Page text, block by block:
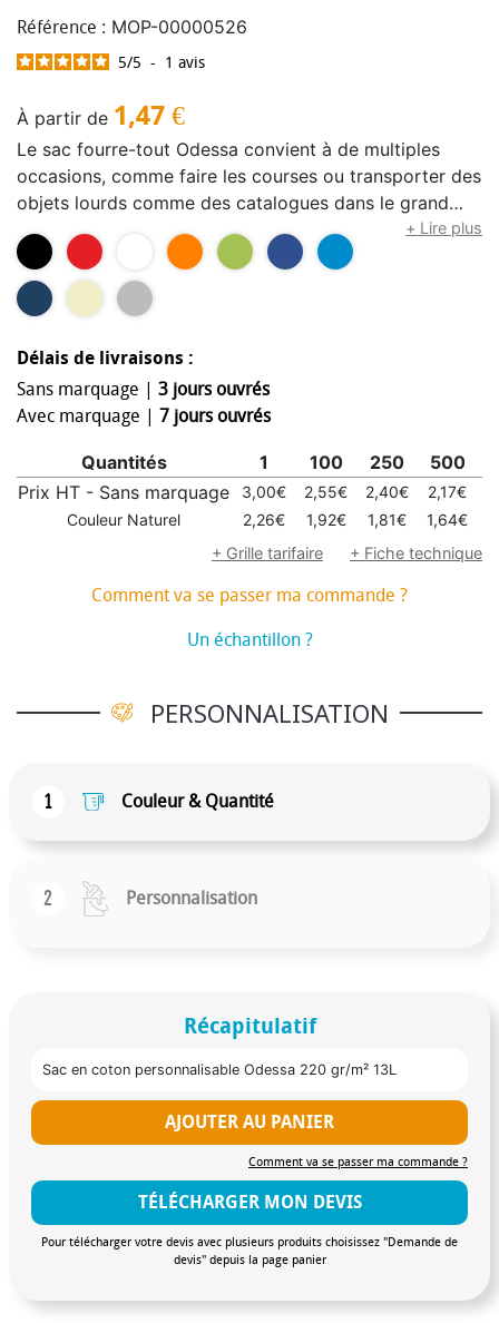
Référence : MOP-00000526
5/5 - 1 avis
À partir de 1,47 €
Le sac fourre-tout Odessa convient à de multiples
occasions, comme faire les courses ou transporter des
objets lourds comme des catalogues dans le grand
compartiment principal. Grâce au coton de 220 g/m²
et au soufflet, ce sac est durable et adapté au
transport de plusieurs kilogrammes. Grâce à ses anses
de 30 cm de long, ce sac fourre-tout est facile à
offrent suffisamment d'espace pour ajouter tout logo
ou autre message. Peut supporter jusqu'à 10 kg.
+ Lire plus
Délais de livraisons :
Sans marquage | 3 jours ouvrés
Avec marquage | 7 jours ouvrés
Quantités 1 100 250 500
Prix HT - Sans marquage
3,00€ 2,55€ 2,40€ 2,17€
Couleur Naturel
2,26€ 1,92€ 1,81€ 1,64€
+ Grille tarifaire
+ Fiche technique
Comment va se passer ma commande ?
Un échantillon ?
PERSONNALISATION
1 Couleur & Quantité
2 Personnalisation
Récapitulatif
Sac en coton personnalisable Odessa 220 gr/m² 13L
AJOUTER AU PANIER
Comment va se passer ma commande ?
TÉLÉCHARGER MON DEVIS
Pour télécharger votre devis avec plusieurs produits choisissez "Demande de
devis" depuis la page panier